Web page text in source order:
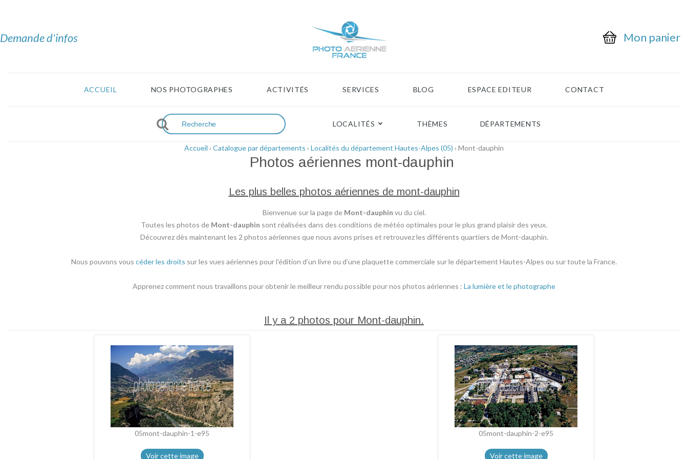
Demande d'infos Mon panier
ACCUEIL NOS PHOTOGRAPHES ACTIVITÉS SERVICES BLOG ESPACE EDITEUR CONTACT
LOCALITÉS THÈMES DÉPARTEMENTS
Accueil › Catalogue par départements › Localités du département Hautes-Alpes (05) › Mont-dauphin
Photos aériennes mont-dauphin
Les plus belles photos aériennes de mont-dauphin
Bienvenue sur la page de Mont-dauphin vu du ciel.
Toutes les photos de Mont-dauphin sont réalisées dans des conditions de météo optimales pour le plus grand plaisir des yeux.
Découvrez dès maintenant les 2 photos aériennes que nous avons prises et retrouvez les différents quartiers de Mont-dauphin.
Nous pouvons vous céder les droits sur les vues aériennes pour l’édition d’un livre ou d’une plaquette commerciale sur le département Hautes-Alpes ou sur toute la France.
Apprenez comment nous travaillons pour obtenir le meilleur rendu possible pour nos photos aériennes : La lumière et le photographe
Il y a 2 photos pour Mont-dauphin.
05mont-dauphin-1-e95
Voir cette image
05mont-dauphin-2-e95
Voir cette image